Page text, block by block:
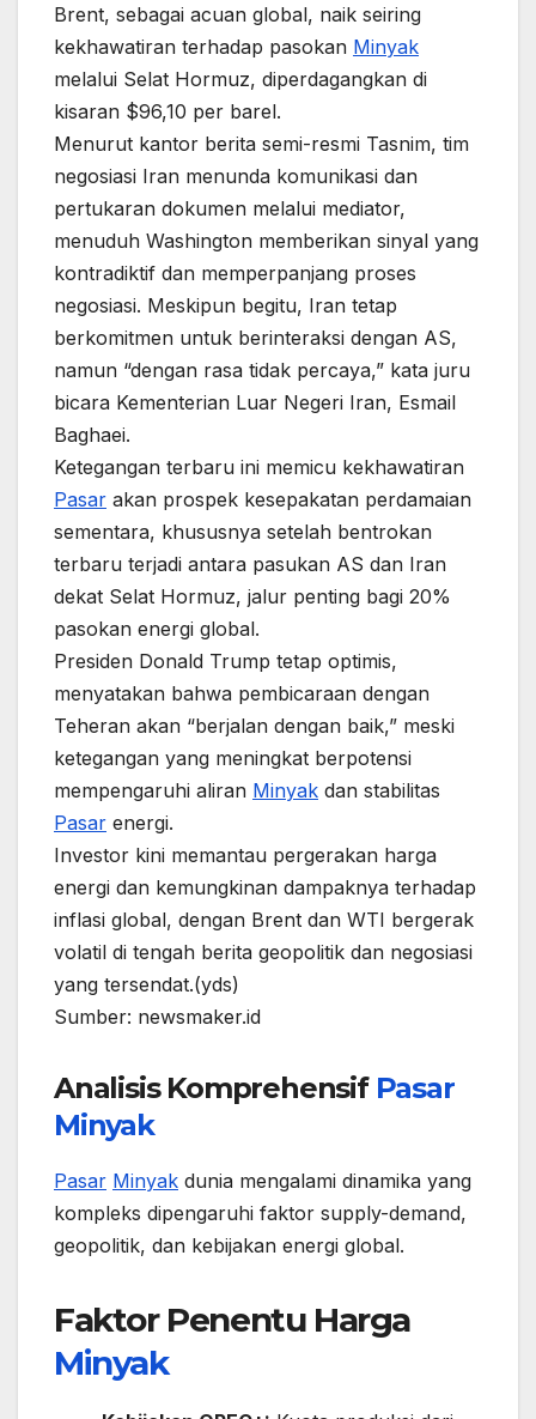
Brent, sebagai acuan global, naik seiring
kekhawatiran terhadap pasokan Minyak
melalui Selat Hormuz, diperdagangkan di
kisaran $96,10 per barel.
Menurut kantor berita semi-resmi Tasnim, tim
negosiasi Iran menunda komunikasi dan
pertukaran dokumen melalui mediator,
menuduh Washington memberikan sinyal yang
kontradiktif dan memperpanjang proses
negosiasi. Meskipun begitu, Iran tetap
berkomitmen untuk berinteraksi dengan AS,
namun “dengan rasa tidak percaya,” kata juru
bicara Kementerian Luar Negeri Iran, Esmail
Baghaei.
Ketegangan terbaru ini memicu kekhawatiran
Pasar akan prospek kesepakatan perdamaian
sementara, khususnya setelah bentrokan
terbaru terjadi antara pasukan AS dan Iran
dekat Selat Hormuz, jalur penting bagi 20%
pasokan energi global.
Presiden Donald Trump tetap optimis,
menyatakan bahwa pembicaraan dengan
Teheran akan “berjalan dengan baik,” meski
ketegangan yang meningkat berpotensi
mempengaruhi aliran Minyak dan stabilitas
Pasar energi.
Investor kini memantau pergerakan harga
energi dan kemungkinan dampaknya terhadap
inflasi global, dengan Brent dan WTI bergerak
volatil di tengah berita geopolitik dan negosiasi
yang tersendat.(yds)
Sumber: newsmaker.id
Analisis Komprehensif Pasar
Minyak
Pasar Minyak dunia mengalami dinamika yang
kompleks dipengaruhi faktor supply-demand,
geopolitik, dan kebijakan energi global.
Faktor Penentu Harga
Minyak